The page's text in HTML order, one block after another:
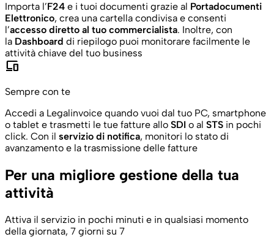
Importa l’F24 e i tuoi documenti grazie al Portadocumenti
Elettronico, crea una cartella condivisa e consenti
l’accesso diretto al tuo commercialista. Inoltre, con
la Dashboard di riepilogo puoi monitorare facilmente le
attività chiave del tuo business
devices
Sempre con te
Accedi a Legalinvoice quando vuoi dal tuo PC, smartphone
o tablet e trasmetti le tue fatture allo SDI o al STS in pochi
click. Con il servizio di notifica, monitori lo stato di
avanzamento e la trasmissione delle fatture
Per una migliore gestione della tua
attività
Attiva il servizio in pochi minuti e in qualsiasi momento
della giornata, 7 giorni su 7